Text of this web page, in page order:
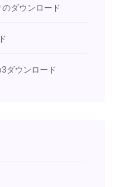
ダウンロード
ダウンロード